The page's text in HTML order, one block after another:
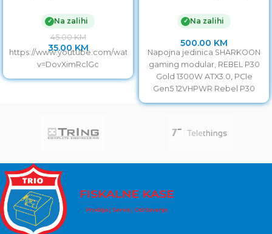
✓ Na zalihi
45.00KM
35.00KM
https://www.youtube.com/watch?
v=DovXimRclGc
1300W ATX3.0, PCIe Gen5
12VHPWR
✓ Na zalihi
500.00 KM
Napojna jedinica SHARKOON
gaming modular, REBEL P30
Gold 1300W ATX3.0, PCIe
Gen5 12VHPWR Rebel P30
Gold – White Dizajniran za